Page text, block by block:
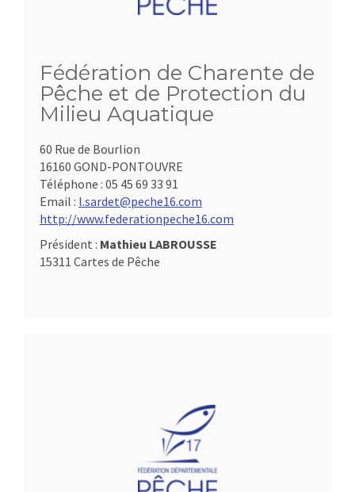
Fédération de Charente de
Pêche et de Protection du
Milieu Aquatique
60 Rue de Bourlion
16160 GOND-PONTOUVRE
Téléphone : 05 45 69 33 91
Email : l.sardet@peche16.com
http://www.federationpeche16.com
Président : Mathieu LABROUSSE
15311 Cartes de Pêche